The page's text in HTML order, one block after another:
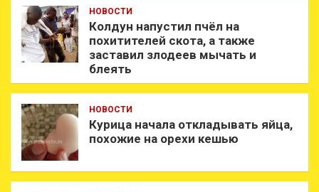
НОВОСТИ
Колдун напустил пчёл на
похитителей скота, а также
заставил злодеев мычать и
блеять
НОВОСТИ
Курица начала откладывать яйца,
похожие на орехи кешью